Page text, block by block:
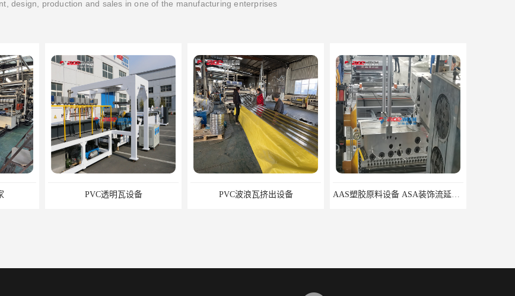
design, production and sales in one of the manufacturing enterprises
PVC透明瓦设备 PVC波浪瓦挤出设备 AAS塑胶原料设备 ASA装饰流延薄膜 ASA薄膜挤出机